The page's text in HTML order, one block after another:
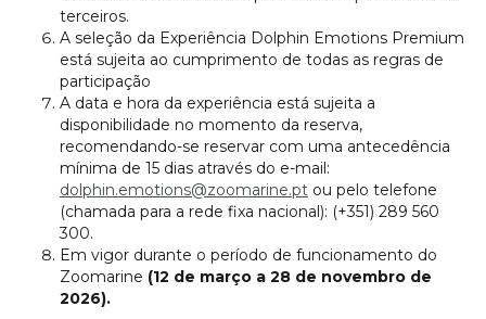
terceiros.
A seleção da Experiência Dolphin Emotions Premium
está sujeita ao cumprimento de todas as regras de
participação
A data e hora da experiência está sujeita a
disponibilidade no momento da reserva,
recomendando-se reservar com uma antecedência
mínima de 15 dias através do e-mail:
dolphin.emotions@zoomarine.pt ou pelo telefone
(chamada para a rede fixa nacional): (+351) 289 560
300.
Em vigor durante o período de funcionamento do
Zoomarine (12 de março a 28 de novembro de
2026).